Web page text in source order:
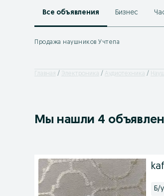
Все объявления Бизнес
Продажа наушников Учтепа
Главная Электроника Аудиотехника
Мы нашли 4
Б/у